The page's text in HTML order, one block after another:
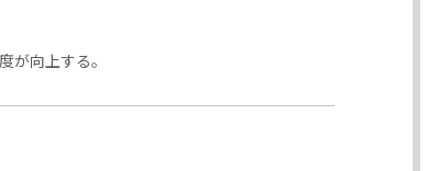
が向上する。